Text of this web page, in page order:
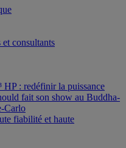
et consultants
: redéfinir la puissance
fait son show au Buddha-
Carlo
fiabilité et haute